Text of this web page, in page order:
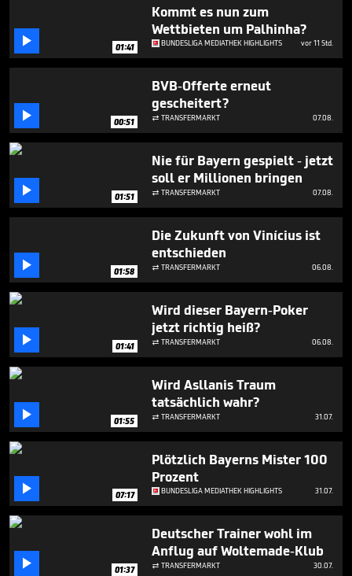
31
seconds
 01:41
Kommt es nun zum
Wettbieten um Palhinha?
BUNDESLIGA MEDIATHEK HIGHLIGHTS vor 11 Std.
 00:51
BVB-Offerte erneut
gescheitert?
 TRANSFERMARKT 07.08.
 01:51
Nie für Bayern gespielt - jetzt
soll er Millionen bringen
 TRANSFERMARKT 07.08.
 01:58
Die Zukunft von Vinícius ist
entschieden
 TRANSFERMARKT 06.08.
 01:41
Wird dieser Bayern-Poker
jetzt richtig heiß?
 TRANSFERMARKT 06.08.
 01:55
Wird Asllanis Traum
tatsächlich wahr?
 TRANSFERMARKT 31.07.
 07:17
Plötzlich Bayerns Mister 100
Prozent
BUNDESLIGA MEDIATHEK HIGHLIGHTS 31.07.
 01:37
Deutscher Trainer wohl im
Anflug auf Woltemade-Klub
 TRANSFERMARKT 30.07.